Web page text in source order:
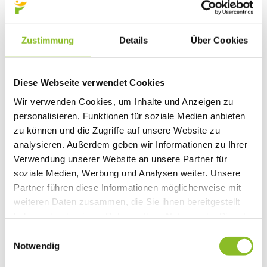
Zustimmung Details Über Cookies
Diese Webseite verwendet Cookies
Wir verwenden Cookies, um Inhalte und Anzeigen zu
personalisieren, Funktionen für soziale Medien anbieten
zu können und die Zugriffe auf unsere Website zu
analysieren. Außerdem geben wir Informationen zu Ihrer
Verwendung unserer Website an unsere Partner für
soziale Medien, Werbung und Analysen weiter. Unsere
Partner führen diese Informationen möglicherweise mit
weiteren Daten zusammen, die Sie ihnen bereitgestellt
Notwendig
Kinderbetreuung
Bibliothek
Domino s’Hus am Kirchplatz
Freizeit
Kultur
Vorarlberger Museumswelt
Tabakausstellung
Kino vor Ort
Bibliothek
Gastronomie
Essen und Trinken in Frastanz
Sport